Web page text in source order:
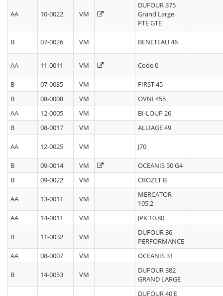
AA 10-0022 VM
DUFOUR 375
Grand Large
PTE GTE
B 07-0026 VM BENETEAU 46
AA 11-0011 VM Code 0
B 07-0035 VM
FIRST 45
B
08-0008 VM
OVNI 455
AA
12-0005 VM
BI-LOUP 26
B
08-0017 VM ALLIAGE 49
AA 12-0025 VM J70
B 09-0014 VM
OCEANIS 50 G4
B
09-0022 VM CROZET B
AA 13-0011 VM
MERCATOR
105.2
AA
14-0011 VM JPK 10.80
B 11-0032 VM
DUFOUR 36
PERFORMANCE
AA
08-0007 VM OCEANIS 31
B 14-0053 VM
DUFOUR 382
GRAND LARGE
DUFOUR 40 E